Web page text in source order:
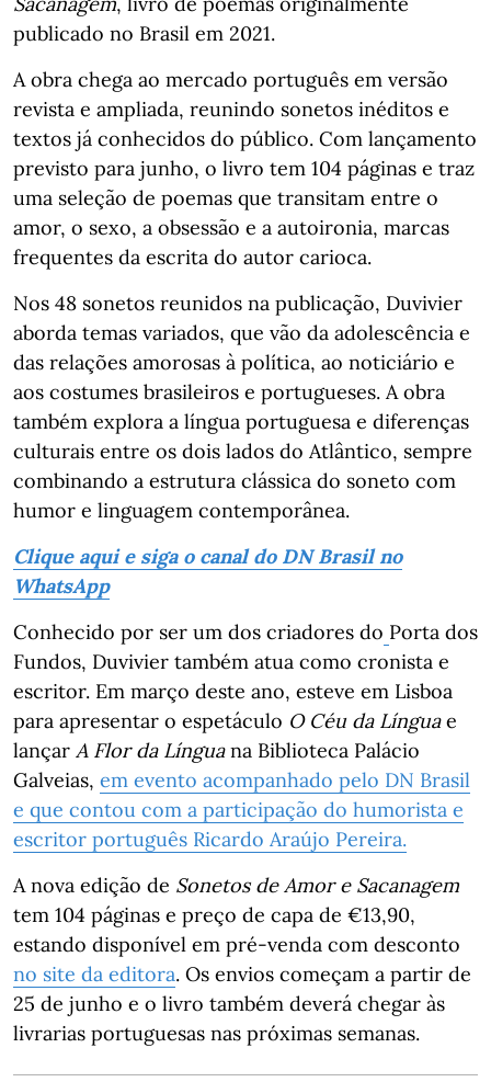
publicado no Brasil em 2021.
A obra chega ao mercado português em versão
revista e ampliada, reunindo sonetos inéditos e
textos já conhecidos do público. Com lançamento
previsto para junho, o livro tem 104 páginas e traz
uma seleção de poemas que transitam entre o
amor, o sexo, a obsessão e a autoironia, marcas
frequentes da escrita do autor carioca.
Nos 48 sonetos reunidos na publicação, Duvivier
aborda temas variados, que vão da adolescência e
das relações amorosas à política, ao noticiário e
aos costumes brasileiros e portugueses. A obra
também explora a língua portuguesa e diferenças
culturais entre os dois lados do Atlântico, sempre
combinando a estrutura clássica do soneto com
humor e linguagem contemporânea.
Clique aqui e siga o canal do DN Brasil no
WhatsApp
Conhecido por ser um dos criadores do Porta dos
Fundos, Duvivier também atua como cronista e
escritor. Em março deste ano, esteve em Lisboa
para apresentar o espetáculo O Céu da Línguae
lançar A Flor da Línguana Biblioteca Palácio
Galveias, em evento acompanhado pelo DN Brasil
e que contou com a participação do humorista e
escritor português Ricardo Araújo Pereira.
A nova edição de Sonetos de Amor e Sacanagem
tem 104 páginas e preço de capa de €13,90,
estando disponível em pré-venda com desconto
no site da editora. Os envios começam a partir de
25 de junho e o livro também deverá chegar às
livrarias portuguesas nas próximas semanas.